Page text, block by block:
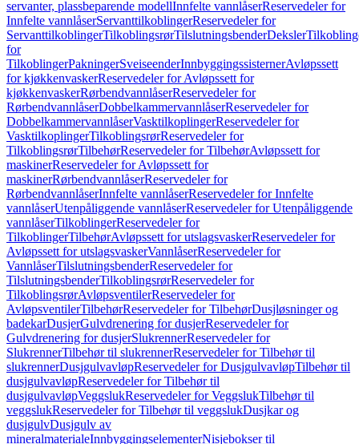
servanter, plassbeparende modellInnfelte vannlåserReservedeler for
Innfelte vannlåserServanttilkoblingerReservedeler for
ServanttilkoblingerTilkoblingsrørTilslutningsbenderDeksler
for
TilkoblingerPakningerSveiseenderInnbyggingssisternerAvløpssett
for kjøkkenvaskerReservedeler for Avløpssett for
kjøkkenvaskerRørbendvannlåserReservedeler for
RørbendvannlåserDobbelkammervannlåserReservedeler for
DobbelkammervannlåserVasktilkoplingerReservedeler for
VasktilkoplingerTilkoblingsrørReservedeler for
TilkoblingsrørTilbehørReservedeler for TilbehørAvløpssett for
maskinerReservedeler for Avløpssett for
maskinerRørbendvannlåserReservedeler for
RørbendvannlåserInnfelte vannlåserReservedeler for Innfelte
vannlåserUtenpåliggende vannlåserReservedeler for Utenpåliggende
vannlåserTilkoblingerReservedeler for
TilkoblingerTilbehørAvløpssett for utslagsvaskerReservedeler for
Avløpssett for utslagsvaskerVannlåserReservedeler for
VannlåserTilslutningsbenderReservedeler for
TilslutningsbenderTilkoblingsrørReservedeler for
TilkoblingsrørAvløpsventilerReservedeler for
AvløpsventilerTilbehørReservedeler for TilbehørDusjløsninger og
badekarDusjerGulvdrenering for dusjerReservedeler for
Gulvdrenering for dusjerSlukrennerReservedeler for
SlukrennerTilbehør til slukrennerReservedeler for Tilbehør til
slukrennerDusjgulvavløpReservedeler for DusjgulvavløpTilbehør til
dusjgulvavløpReservedeler for Tilbehør til
dusjgulvavløpVeggslukReservedeler for VeggslukTilbehør til
veggslukReservedeler for Tilbehør til veggslukDusjkar og
dusjgulvDusjgulv av
mineralmaterialeInnbyggingselementerNisjebokser til